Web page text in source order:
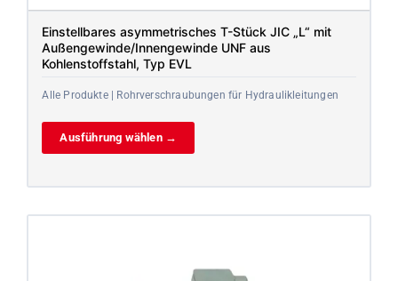
Einstellbares asymmetrisches T-Stück JIC „L“ mit
Außengewinde/Innengewinde UNF aus
Kohlenstoffstahl, Typ EVL
Alle Produkte | Rohrverschraubungen für Hydraulikleitungen
Ausführung wählen →